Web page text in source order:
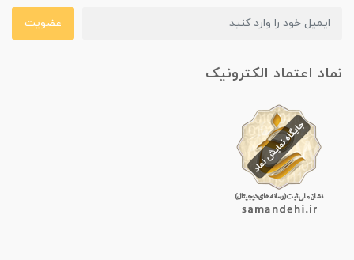
عضویت
نماد اعتماد الکترونیک